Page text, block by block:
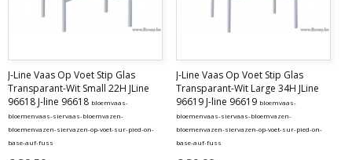
J-Line Vaas Op Voet Stip Glas
Transparant-Wit Small 22H JLine
96618 J-line 96618 bloemvaas-
bloemenvaas-siervaas-bloemvazen-
bloemenvazen-siervazen-op-voet-sur-pied-on-
base-auf-fuss
J-Line Vaas Op Voet Stip Glas
Transparant-Wit Large 34H JLine
96619 J-line 96619 bloemvaas-
bloemenvaas-siervaas-bloemvazen-
bloemenvazen-siervazen-op-voet-sur-pied-on-
base-auf-fuss